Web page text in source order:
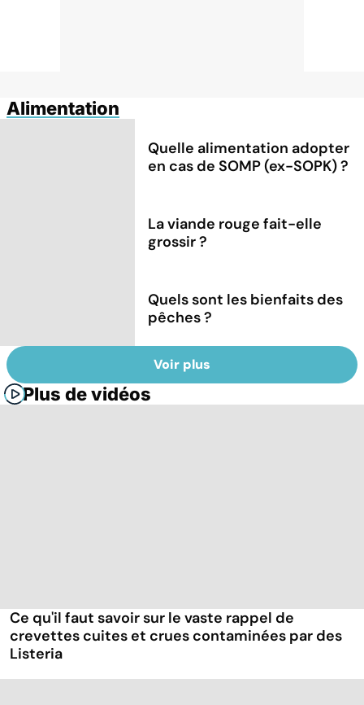
Alimentation
Quelle alimentation adopter
en cas de SOMP (ex-SOPK) ?
La viande rouge fait-elle
grossir ?
Quels sont les bienfaits des
pêches ?
Voir plus
Plus de vidéos
Ce qu'il faut savoir sur le vaste rappel de
crevettes cuites et crues contaminées par des
Listeria